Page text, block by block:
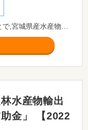
水産物輸出
金」 【2022